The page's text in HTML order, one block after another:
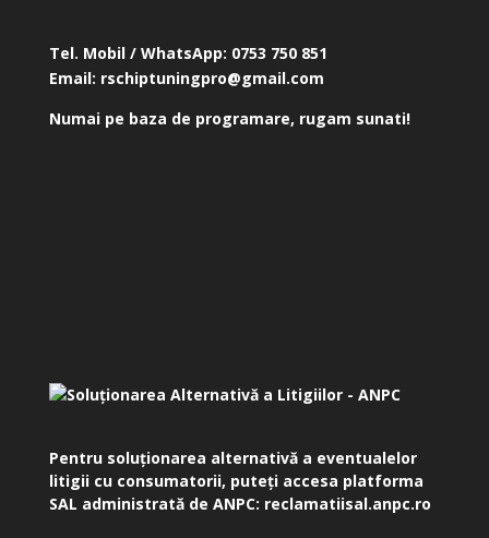
Tel. Mobil / WhatsApp: 0753 750 851
Email: rschiptuningpro@gmail.com
Numai pe baza de programare, rugam sunati!
Pentru soluționarea alternativă a eventualelor
litigii cu consumatorii, puteți accesa platforma
SAL administrată de ANPC: reclamatiisal.anpc.ro